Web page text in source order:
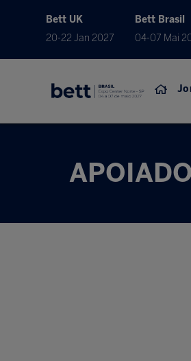
Bett UK
20-22 Jan 2027
Bett Brasil
04-07 Mai